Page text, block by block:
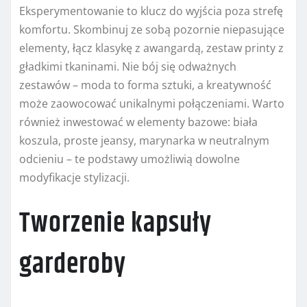
Eksperymentowanie to klucz do wyjścia poza strefę
komfortu. Skombinuj ze sobą pozornie niepasujące
elementy, łącz klasykę z awangardą, zestaw printy z
gładkimi tkaninami. Nie bój się odważnych
zestawów – moda to forma sztuki, a kreatywność
może zaowocować unikalnymi połączeniami. Warto
również inwestować w elementy bazowe: biała
koszula, proste jeansy, marynarka w neutralnym
odcieniu – te podstawy umożliwią dowolne
modyfikacje stylizacji.
Tworzenie kapsuły
garderoby